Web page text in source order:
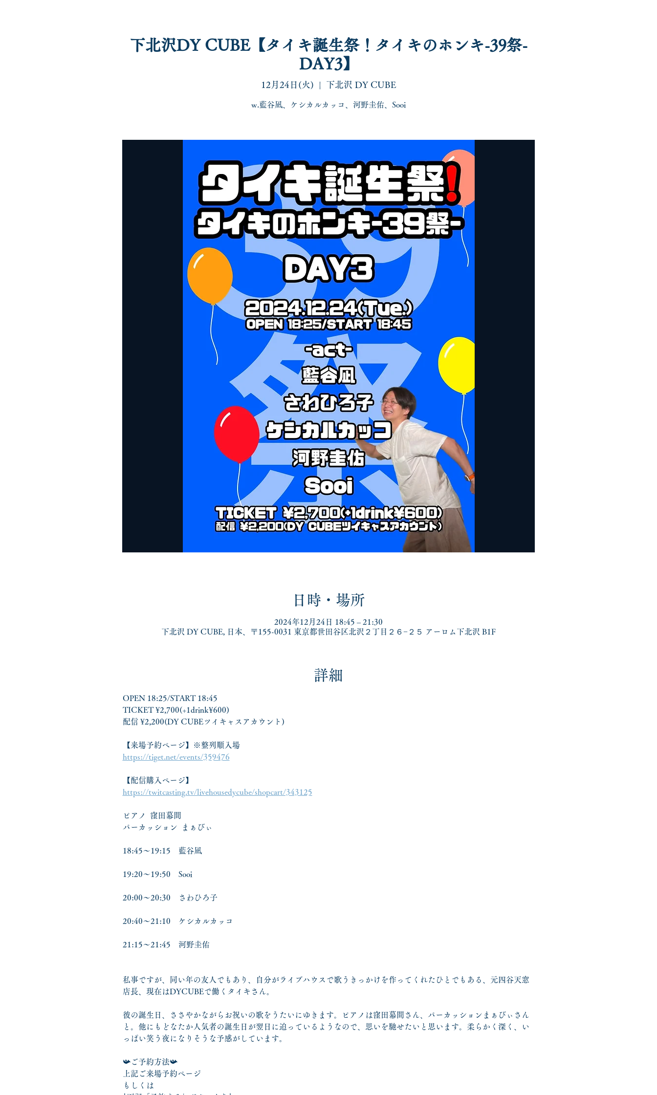
disco/shop
下北沢DY CUBE【タイキ誕生祭！タイキのホンキ-39祭-
DAY3】
12月24日(火)
  |
下北沢 DY CUBE
w.藍谷凪、ケシカルカッコ、河野圭佑、Sooi
日時・場所
2024年12月24日 18:45 – 21:30
下北沢 DY CUBE, 日本、〒155-0031 東京都世田谷区北沢２丁目２６−２５ アーロム下北沢 B1F
詳細
OPEN 18:25/START 18:45
TICKET ¥2,700(+1drink¥600)
配信 ¥2,200(DY CUBEツイキャスアカウント)
【来場予約ページ】※整列順入場
https://tiget.net/events/359476
【配信購入ページ】
https://twitcasting.tv/livehousedycube/shopcart/343125
ピアノ  窪田幕間
パーカッション  まぁびぃ
18:45～19:15　藍谷凪
19:20～19:50　Sooi
20:00～20:30　さわひろ子
20:40～21:10　ケシカルカッコ
21:15～21:45　河野圭佑
私事ですが、同い年の友人でもあり、自分がライブハウスで歌うきっかけを作ってくれたひとでもある、元四谷天窓
店長、現在はDYCUBEで働くタイキさん。
彼の誕生日、ささやかながらお祝いの歌をうたいにゆきます。ピアノは窪田幕間さん、パーカッションまぁびぃさん
と。他にもどなたか人気者の誕生日が翌日に迫っているようなので、思いを馳せたいと思います。柔らかく深く、い
っぱい笑う夜になりそうな予感がしています。
📯ご予約方法📯
上記ご来場予約ページ
もしくは